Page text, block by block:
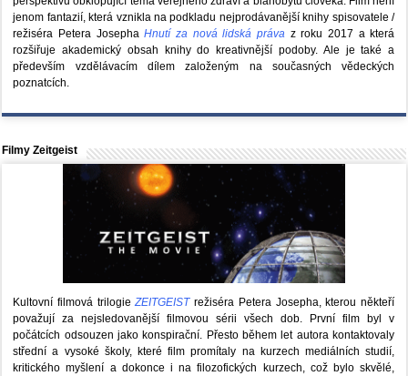
jenom fantazií, která vznikla na podkladu nejprodávanější knihy spisovatele /
režiséra Petera JosephaHnutí za nová lidská právaz roku 2017 a která
rozšiřuje akademický obsah knihy do kreativnější podoby. Ale je také a
především vzdělávacím dílem založeným na současných vědeckých
poznatcích.
Filmy Zeitgeist
Kultovní filmová trilogieZEITGEISTrežiséra Petera Josepha, kterou někteří
považují za nejsledovanější filmovou sérii všech dob. První film byl v
počátcích odsouzen jako konspirační. Přesto během let autora kontaktovaly
střední a vysoké školy, které film promítaly na kurzech mediálních studií,
kritického myšlení a dokonce i na filozofických kurzech, což bylo skvělé,